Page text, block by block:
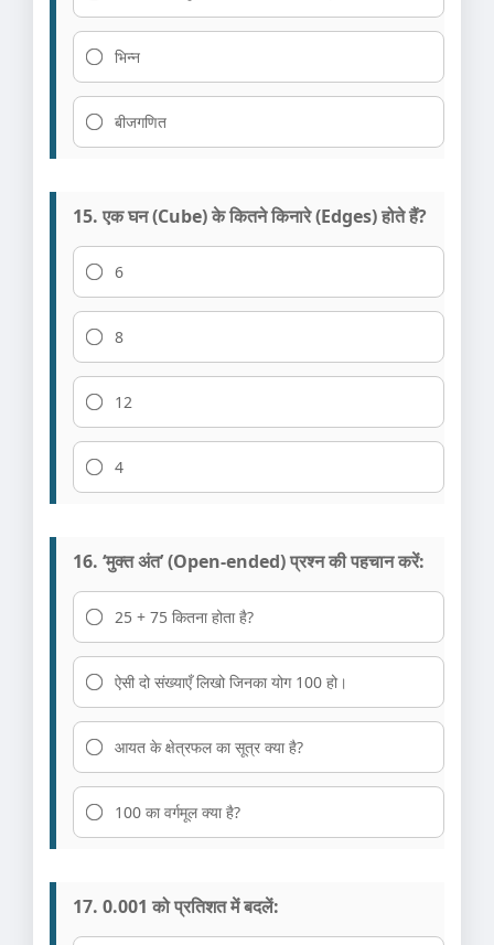
भिन्न
बीजगणित
15. एक घन (Cube) के कितने किनारे (Edges) होते हैं?
6
8
12
4
16. ‘मुक्त अंत’ (Open-ended) प्रश्न की पहचान करें:
25 + 75 कितना होता है?
ऐसी दो संख्याएँ लिखो जिनका योग 100 हो।
आयत के क्षेत्रफल का सूत्र क्या है?
100 का वर्गमूल क्या है?
17. 0.001 को प्रतिशत में बदलें: